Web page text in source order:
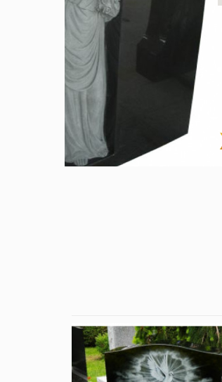
ROUGE INDIEN
VERT TROPICAL